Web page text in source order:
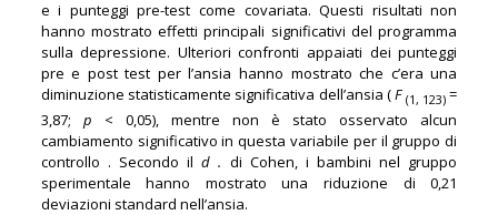
e i punteggi pre-test come covariata. Questi risultati non
hanno mostrato effetti principali significativi del programma
sulla depressione. Ulteriori confronti appaiati dei punteggi
pre e post test per l’ansia hanno mostrato che c’era una
diminuzione statisticamente significativa dell’ansia (F(1, 123)=
3,87; p < 0,05), mentre non è stato osservato alcun
cambiamento significativo in questa variabile per il gruppo di
controllo . Secondo ild . di Cohen, i bambini nel gruppo
sperimentale hanno mostrato una riduzione di 0,21
deviazioni standard nell’ansia.